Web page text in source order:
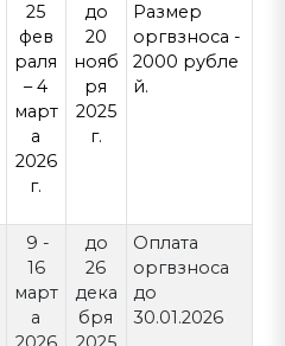
25
фев
раля
– 4
март
а
2026
г.
до
20
нояб
ря
2025
г.
Размер
оргвзноса -
2000 рубле
й.
9 -
16
март
а
до
26
дека
бря
Оплата
оргвзноса
до
30.01.2026